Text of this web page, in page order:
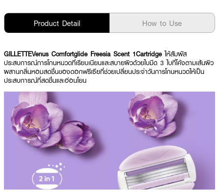
Product Detail How to Use
GILLETTEVenus Comfortglide Freesia Scent 1Cartridgeให้สัมผัส
ประสบการณ์การโกนหนวดที่เรียบเนียนและสบายผิวด้วยใบมีด 3 ใบที่โค้งตามเส้นผิว
ผสานกลิ่นหอมสดชื่นของดอกฟรีเซียที่ช่วยเปลี่ยนประจำวันการโกนหนวดให้เป็น
ประสบการณ์ที่สดชื่นและอ่อนโยน